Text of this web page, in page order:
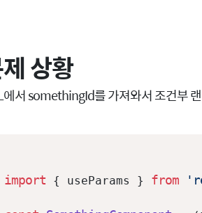
상황
에서 somethingId를 가져와서 조건부
import { useParams } from